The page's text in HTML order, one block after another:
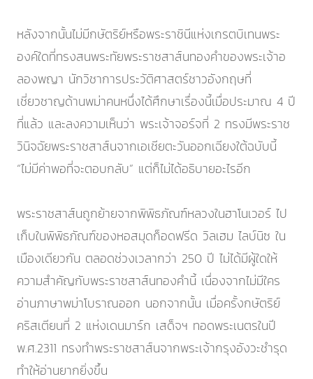
หลังจากนั้นไม่มีกษัตริย์หรือพระราชินีแห่งเกรตบิเทนพระ
องค์ใดที่ทรงสนพระทัยพระราชสาส์นทองคำของพระเจ้าอ
ลองพญา นักวิชาการประวัติศาสตร์ชาวอังกฤษที่
เชี่ยวชาญด้านพม่าคนหนึ่งได้ศึกษาเรื่องนี้เมื่อประมาณ 4 ปี
ที่แล้ว และลงความเห็นว่า พระเจ้าจอร์จที่ 2 ทรงมีพระราช
วินิจฉัยพระราชสาส์นจากเอเชียตะวันออกเฉียงใต้ฉบับนี้
“ไม่มีค่าพอที่จะตอบกลับ” แต่ก็ไม่ได้อธิบายอะไรอีก
พระราชสาส์นถูกย้ายจากพิพิธภัณฑ์หลวงในฮาโนเวอร์ ไป
เก็บในพิพิธภัณฑ์ของหอสมุดก็อดฟรีด วิลเฮม ไลบ์นิซ ใน
เมืองเดียวกัน ตลอดช่วงเวลากว่า 250 ปี ไม่ได้มีผู้ใดให้
ความสำคัญกับพระราชสาส์นทองคำนี้ เนื่องจากไม่มีใคร
อ่านภาษาพม่าโบราณออก นอกจากนั้น เมื่อครั้งกษัตริย์
คริสเตียนที่ 2 แห่งเดนมาร์ก เสด็จฯ ทอดพระเนตรในปี
พ.ศ.2311 ทรงทำพระราชสาส์นจากพระเจ้ากรุงอังวะชำรุด
ทำให้อ่านยากยิ่งขึ้น